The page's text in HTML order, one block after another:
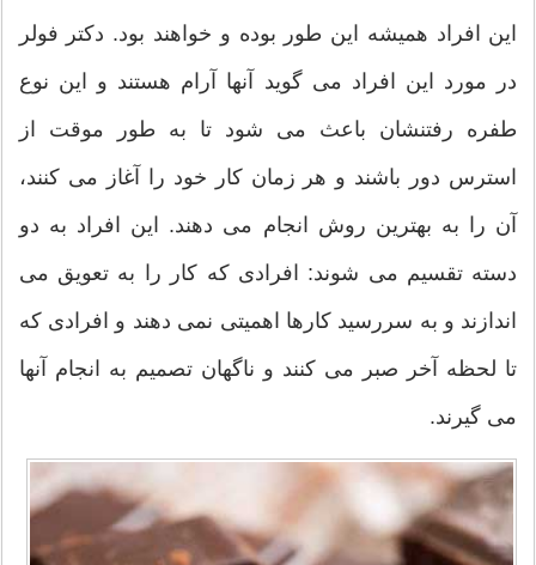
این افراد همیشه این طور بوده و خواهند بود. دکتر فولر
در مورد این افراد می گوید آنها آرام هستند و این نوع
طفره رفتنشان باعث می شود تا به طور موقت از
استرس دور باشند و هر زمان کار خود را آغاز می کنند،
آن را به بهترین روش انجام می دهند. این افراد به دو
دسته تقسیم می شوند: افرادی که کار را به تعویق می
اندازند و به سررسید کارها اهمیتی نمی دهند و افرادی که
تا لحظه آخر صبر می کنند و ناگهان تصمیم به انجام آنها
می گیرند.